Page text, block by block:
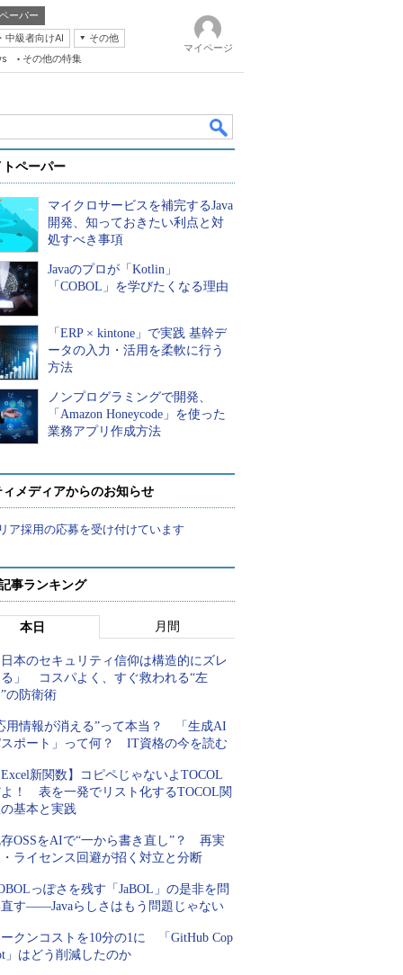
ーパー
中級者向けAI
その他
その他の特集
マイページ
ペーパー
マイクロサービスを補完するJava
開発、知っておきたい利点と対
処すべき事項
Javaのプロが「Kotlin」
「COBOL」を学びたくなる理由
「ERP × kintone」で実践 基幹デ
ータの入力・活用を柔軟に行う
方法
ノンプログラミングで開発、
「Amazon Honeycode」を使った
業務アプリ作成方法
メディアからのお知らせ
ア採用の応募を受け付けています
事ランキング
本日 月間
本のセキュリティ信仰は構造的にズレ
」 コスパよく、すぐ救われる“左
の防衛術
用情報が消える”って本当？ 「生成AI
ポート」って何？ IT資格の今を読む
新関数】コピペじゃないよTOCOL
！ 表を一発でリスト化するTOCOL関
基本と実践
OSSをAIで“一から書き直し”？ 再実
ライセンス回避が招く対立と分断
っぽさを残す「JaBOL」の是非を問
す――Javaらしさはもう問題じゃない
クンコストを10分の1に 「GitHub Cop
」はどう削減したのか